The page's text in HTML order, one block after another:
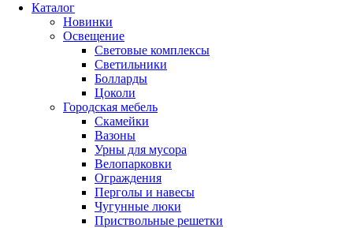
Каталог
Новинки
Освещение
Световые комплексы
Светильники
Болларды
Цоколи
Городская мебель
Скамейки
Вазоны
Урны для мусора
Велопарковки
Ограждения
Перголы и навесы
Чугунные люки
Приствольные решетки